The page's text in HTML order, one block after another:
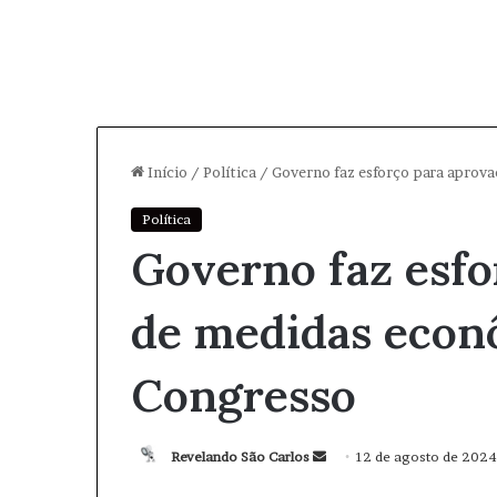
Início / Política / Governo faz esforço para
Política
Governo faz
de medidas
Congresso
Revelando São Carlos 12 de agosto de 2024